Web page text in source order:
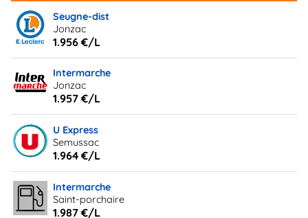
Seugne-dist
Jonzac
1.956 €/L
Intermarche
Jonzac
1.957 €/L
U Express
Semussac
1.964 €/L
Intermarche
Saint-porchaire
1.987 €/L